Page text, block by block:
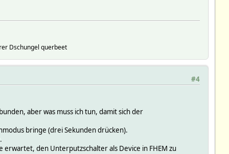
Dschungel querbeet
#4
aber was muss ich tun, damit sich der
bringe (drei Sekunden drücken).
den Unterputzschalter als Device in FHEM zu